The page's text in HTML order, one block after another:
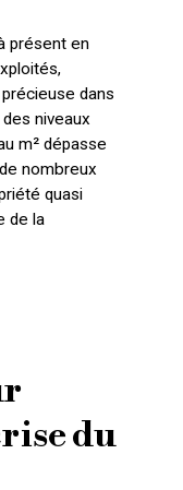
présent en
dans
niveaux
m² dépasse
nombreux
quasi
de la
du